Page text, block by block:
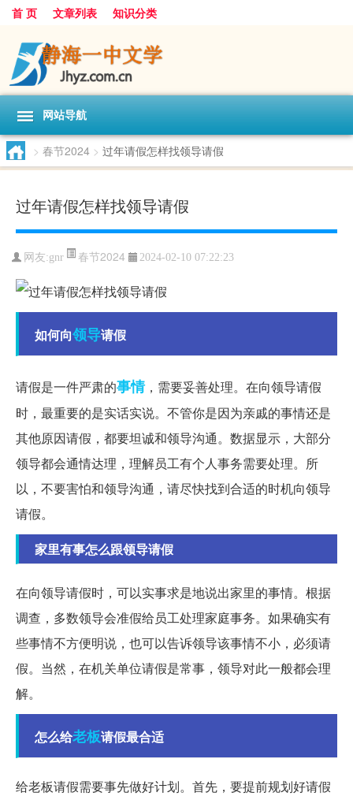
首 页 文章列表 知识分类
网站导航
> 春节2024 > 过年请假怎样找领导请假
过年请假怎样找领导请假
网友:gnr 春节2024 2024-02-10 07:22:23
如何向领导请假
请假是一件严肃的事情，需要妥善处理。在向领导请假
时，最重要的是实话实说。不管你是因为亲戚的事情还是
其他原因请假，都要坦诚和领导沟通。数据显示，大部分
领导都会通情达理，理解员工有个人事务需要处理。所
以，不要害怕和领导沟通，请尽快找到合适的时机向领导
请假。
家里有事怎么跟领导请假
在向领导请假时，可以实事求是地说出家里的事情。根据
调查，多数领导会准假给员工处理家庭事务。如果确实有
些事情不方便明说，也可以告诉领导该事情不小，必须请
假。当然，在机关单位请假是常事，领导对此一般都会理
解。
怎么给老板请假最合适
给老板请假需要事先做好计划。首先，要提前规划好请假